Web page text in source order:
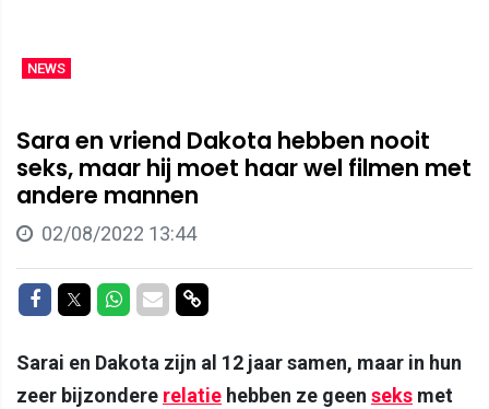
NEWS
Sara en vriend Dakota hebben nooit
seks, maar hij moet haar wel filmen met
andere mannen
02/08/2022 13:44
Delen op Facebook
Delen op Twitter
Delen op Whatsapp
Delen via Mail
Delen via link
Sarai en Dakota zijn al 12 jaar samen, maar in hun
zeer bijzondere relatie hebben ze geen seks met